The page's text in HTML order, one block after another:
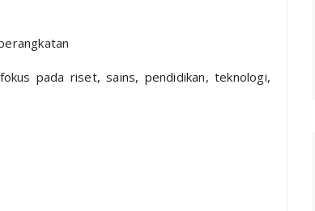
pada riset, sains, pendidikan, teknologi,